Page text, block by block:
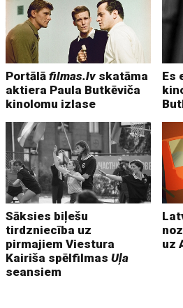
Portālāfilmas.lv skatāma
aktiera Paula Butkēviča
kinolomu izlase
Es
Sāksies biļešu
tirdzniecība uz
pirmajiem Viestura
Kairiša spēlfilmasUļa
seansiem
uz